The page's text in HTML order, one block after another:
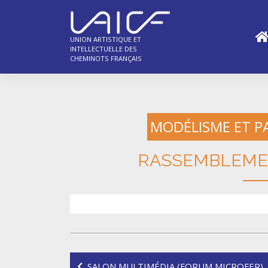
UNION ARTISTIQUE ET
INTELLECTUELLE DES
CHEMINOTS FRANÇAIS
MODÉLISME ET
Navigation